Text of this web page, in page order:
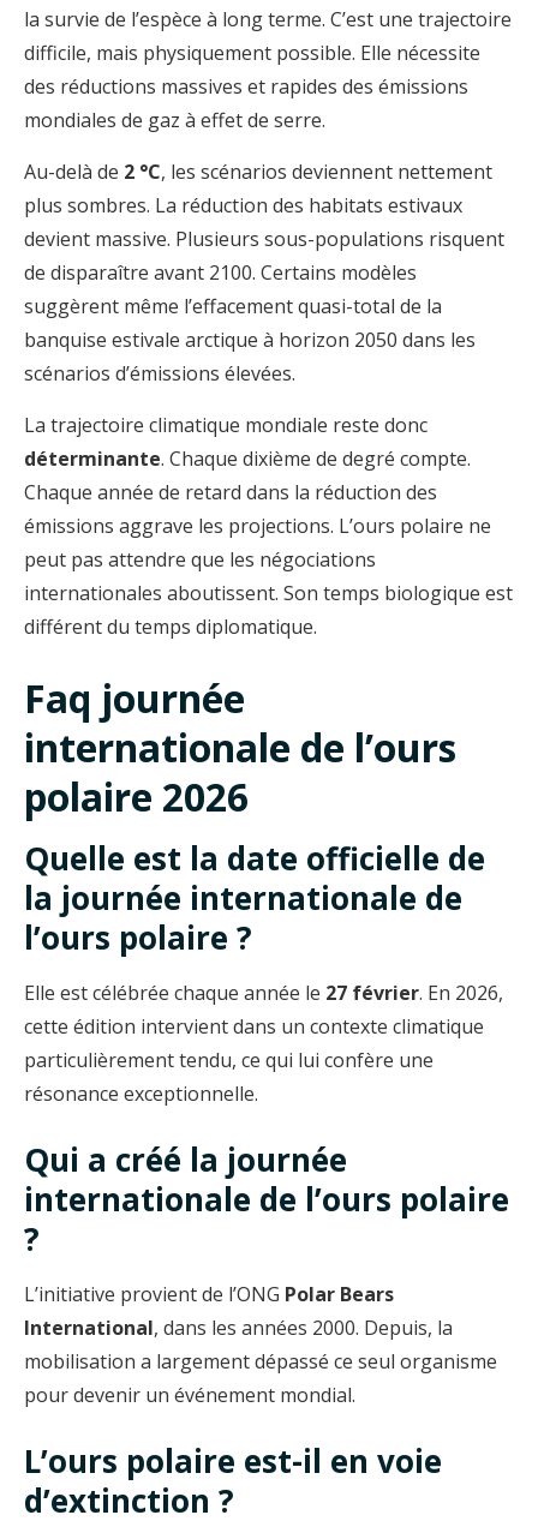
la survie de l’espèce à long terme. C’est une trajectoire
difficile, mais physiquement possible. Elle nécessite
des réductions massives et rapides des émissions
mondiales de gaz à effet de serre.
Au-delà de 2 °C, les scénarios deviennent nettement
plus sombres. La réduction des habitats estivaux
devient massive. Plusieurs sous-populations risquent
de disparaître avant 2100. Certains modèles
suggèrent même l’effacement quasi-total de la
banquise estivale arctique à horizon 2050 dans les
scénarios d’émissions élevées.
La trajectoire climatique mondiale reste donc
déterminante. Chaque dixième de degré compte.
Chaque année de retard dans la réduction des
émissions aggrave les projections. L’ours polaire ne
peut pas attendre que les négociations
internationales aboutissent. Son temps biologique est
différent du temps diplomatique.
Faq journée
internationale de l’ours
polaire 2026
Quelle est la date officielle de
la journée internationale de
l’ours polaire ?
Elle est célébrée chaque année le 27 février. En 2026,
cette édition intervient dans un contexte climatique
particulièrement tendu, ce qui lui confère une
résonance exceptionnelle.
Qui a créé la journée
internationale de l’ours polaire
?
L’initiative provient de l’ONG Polar Bears
International, dans les années 2000. Depuis, la
mobilisation a largement dépassé ce seul organisme
pour devenir un événement mondial.
L’ours polaire est-il en voie
d’extinction ?